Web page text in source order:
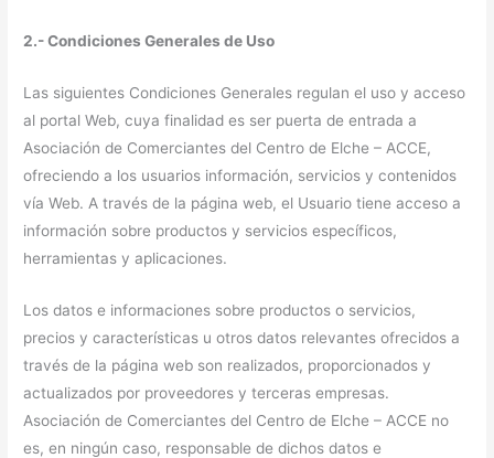
2.- Condiciones Generales de Uso
Las siguientes Condiciones Generales regulan el uso y acceso
al portal Web, cuya finalidad es ser puerta de entrada a
Asociación de Comerciantes del Centro de Elche – ACCE,
ofreciendo a los usuarios información, servicios y contenidos
vía Web. A través de la página web, el Usuario tiene acceso a
información sobre productos y servicios específicos,
herramientas y aplicaciones.
Los datos e informaciones sobre productos o servicios,
precios y características u otros datos relevantes ofrecidos a
través de la página web son realizados, proporcionados y
actualizados por proveedores y terceras empresas.
Asociación de Comerciantes del Centro de Elche – ACCE no
es, en ningún caso, responsable de dichos datos e